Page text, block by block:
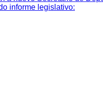
informe legislativo: